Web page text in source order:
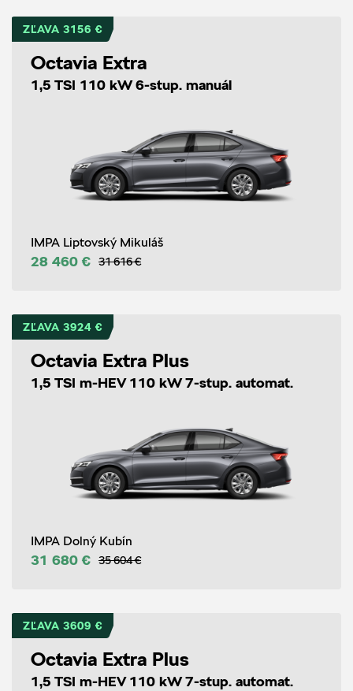
ZĽAVA 3156 €
Octavia Extra
1,5 TSI 110 kW 6-stup. manuál
IMPA Liptovský Mikuláš
28 460 € 31 616 €
ZĽAVA 3924 €
Octavia Extra Plus
1,5 TSI m-HEV 110 kW 7-stup. automat.
IMPA Dolný Kubín
31 680 € 35 604 €
ZĽAVA 3609 €
Octavia Extra Plus
1,5 TSI m-HEV 110 kW 7-stup. automat.